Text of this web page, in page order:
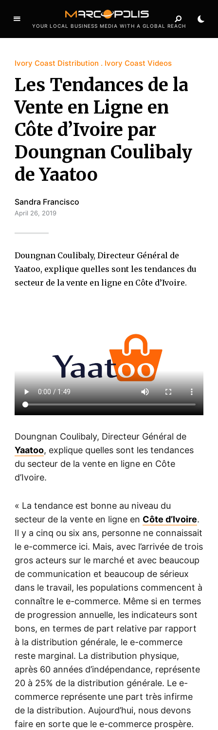
YOUR LOCAL BUSINESS MEDIA WITH A GLOBAL REACH
Ivory Coast Distribution Ivory Coast Videos
Les Tendances de la
Vente en Ligne en
Côte d’Ivoire par
Doungnan Coulibaly
de Yaatoo
Sandra Francisco
April 26, 2019
Doungnan Coulibaly, Directeur Général de
Yaatoo, explique quelles sont les tendances du
secteur de la vente en ligne en Côte d’Ivoire.
Doungnan Coulibaly, Directeur Général de
Yaatoo, explique quelles sont les tendances
du secteur de la vente en ligne en Côte
d’Ivoire.
« La tendance est bonne au niveau du
secteur de la vente en ligne en Côte d’Ivoire.
Il y a cinq ou six ans, personne ne connaissait
le e-commerce ici. Mais, avec l’arrivée de trois
gros acteurs sur le marché et avec beaucoup
de communication et beaucoup de sérieux
dans le travail, les populations commencent à
connaître le e-commerce. Même si en termes
de progression annuelle, les indicateurs sont
bons, en termes de part relative par rapport
à la distribution générale, le e-commerce
reste marginal. La distribution physique,
après 60 années d’indépendance, représente
20 à 25% de la distribution générale. Le e-
commerce représente une part très infirme
de la distribution. Aujourd’hui, nous devons
faire en sorte que le e-commerce prospère.